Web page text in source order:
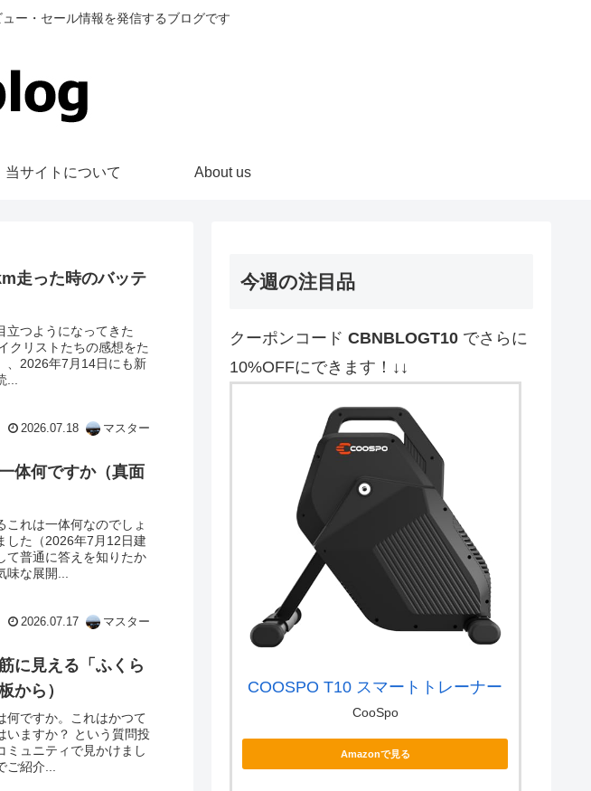
ー・セール情報を発信するブログです
当サイトについて About us
走った時のバッテ
立つようになってきた
クリストたちの感想をた
、2026年7月14日にも新
2026.07.18 マスター
体何ですか（真面
これは一体何なのでしょ
した（2026年7月12日建
て普通に答えを知りたか
な展開...
2026.07.17 マスター
に見える「ふくら
から）
何ですか。これはかつて
いますか？ という質問投
ミュニティで見かけまし
ご紹介...
今週の注目品
クーポンコード CBNBLOGT10 でさらに
10%OFFにできます！↓↓
COOSPO T10 スマートトレーナー
CooSpo
Amazonで見る